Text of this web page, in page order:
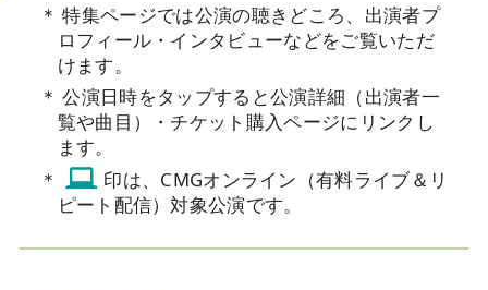
＊ 特集ページでは公演の聴きどころ、出演者プ
ロフィール・インタビューなどをご覧いただ
けます。
＊ 公演日時をタップすると公演詳細（出演者一
覧や曲目）・チケット購入ページにリンクし
ます。
＊
印は、CMGオンライン（有料ライブ＆リ
ピート配信）対象公演です。